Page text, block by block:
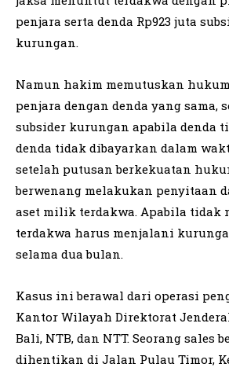
penjara serta denda Rp923 juta
kurungan.
Namun hakim memutuskan
penjara dengan denda yang sama,
subsider kurungan apabila denda
denda tidak dibayarkan dalam
setelah putusan berkekuatan
berwenang melakukan penyitaan
aset milik terdakwa. Apabila tidak
terdakwa harus menjalani
selama dua bulan.
Kasus ini berawal dari operasi
Kantor Wilayah Direktorat
Bali, NTB, dan NTT. Seorang sales
dihentikan di Jalan Pulau Timor,